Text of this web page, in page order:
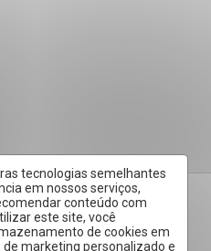
tecnologias semelhantes
em nossos serviços,
conteúdo com
este site, você
de cookies em
marketing personalizado e
- Rio Das Pedras/SP